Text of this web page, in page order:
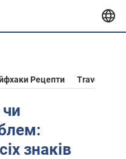
Рецепти Travel
знаків